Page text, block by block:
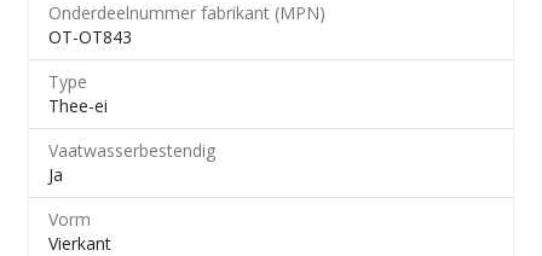
Onderdeelnummer fabrikant (MPN)
OT-OT843
Type
Thee-ei
Vaatwasserbestendig
Ja
Vorm
Vierkant